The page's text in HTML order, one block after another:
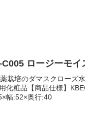
ロージーモ
栽培のダマスクローズ
化粧品【商品仕様】
幅:52×奥行:40